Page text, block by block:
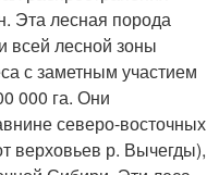
Эта лесная порода
всей лесной зоны
с заметным участием
000 га. Они
северо-восточных
верховьев р. Вычегды),